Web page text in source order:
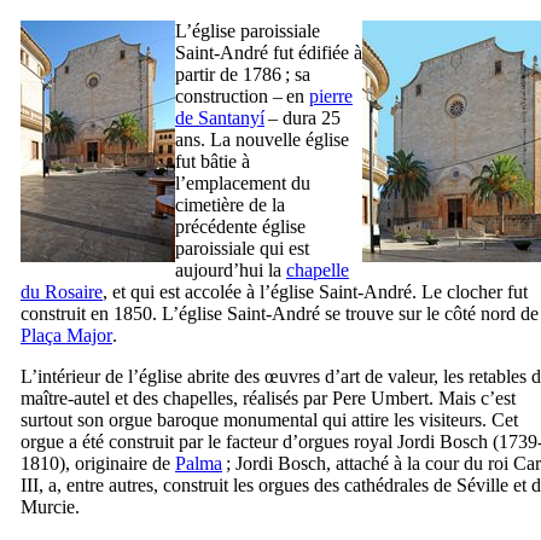
L’église paroissiale
Saint-André fut édifiée à
partir de 1786 ; sa
construction – en pierre
de Santanyí– dura 25
ans. La nouvelle église
fut bâtie à
l’emplacement du
cimetière de la
précédente église
paroissiale qui est
aujourd’hui la chapelle
du Rosaire, et qui est accolée à l’église Saint-André. Le clocher fut
construit en 1850. L’église Saint-André se trouve sur le côté nord
Plaça Major.
L’intérieur de l’église abrite des œuvres d’art de valeur, les retables
maître-autel et des chapelles, réalisés parPere Umbert. Mais c’est
surtout son orgue baroque monumental qui attire les visiteurs. Cet
orgue a été construit par le facteur d’orgues royal Jordi Bosch
1810), originaire de Palma ; Jordi Bosch, attaché à la cour du roi
III, a, entre autres, construit les orgues des cathédrales de Séville et
Murcie.